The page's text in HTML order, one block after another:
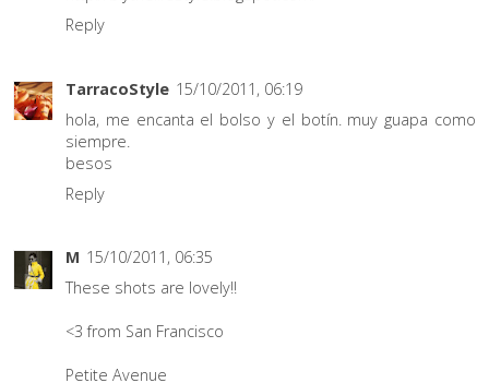
Reply
TarracoStyle 15/10/2011, 06:19
hola, me encanta el bolso y el botín. muy guapa como
siempre.
besos
Reply
M 15/10/2011, 06:35
These shots are lovely!!
<3 from San Francisco
Petite Avenue